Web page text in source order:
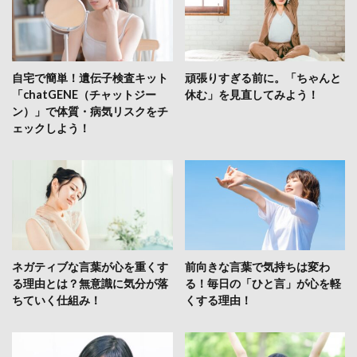
自宅で簡単！遺伝子検査キット
「chatGENE（チャットジー
ン）」で体質・病気リスクをチ
ェックしよう！
頑張りすぎる前に。「ちゃんと
休む」を見直してみよう！
ネガティブな言葉が心を重くす
る理由とは？無意識に気分が落
ちていく仕組み！
前向きな言葉で気持ちは変わ
る！毎日の「ひと言」が心を軽
くする理由！